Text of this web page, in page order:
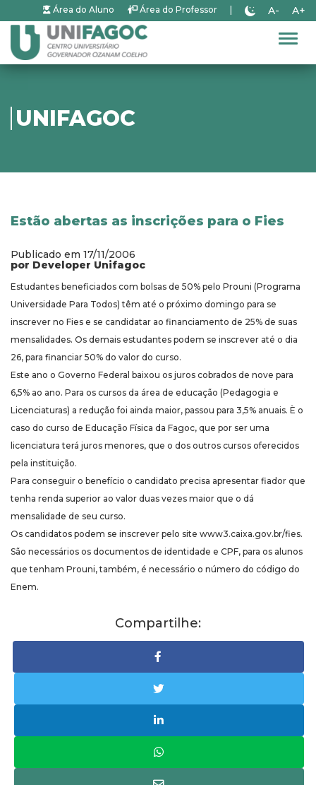
Área do Aluno Área do Professor A- A+
UNIFAGOC
Estão abertas as inscrições para o Fies
Publicado em 17/11/2006
por Developer Unifagoc
Estudantes beneficiados com bolsas de 50% pelo Prouni (Programa
Universidade Para Todos) têm até o próximo domingo para se
inscrever no Fies e se candidatar ao financiamento de 25% de suas
mensalidades. Os demais estudantes podem se inscrever até o dia
26, para financiar 50% do valor do curso.
Este ano o Governo Federal baixou os juros cobrados de nove para
6,5% ao ano. Para os cursos da área de educação (Pedagogia e
Licenciaturas) a redução foi ainda maior, passou para 3,5% anuais. È o
caso do curso de Educação Física da Fagoc, que por ser uma
licenciatura terá juros menores, que o dos outros cursos oferecidos
pela instituição.
Para conseguir o benefício o candidato precisa apresentar fiador que
tenha renda superior ao valor duas vezes maior que o dá
mensalidade de seu curso.
Os candidatos podem se inscrever pelo site www3.caixa.gov.br/fies.
São necessários os documentos de identidade e CPF, para os alunos
que tenham Prouni, também, é necessário o número do código do
Enem.
Compartilhe: